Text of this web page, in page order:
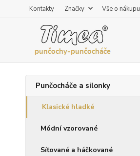
Kontakty Značky Vše o nákupu
Punčocháče a silonky
Klasické hladké
Módní vzorované
Síťované a háčkované